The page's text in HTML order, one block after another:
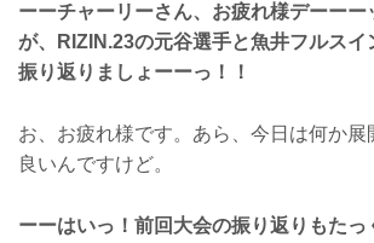
ーーチャーリーさん、お疲れ様デーーー
が、RIZIN.23の元谷選手と魚井フルスイ
振り返りましょーーっ！！
お、お疲れ様です。あら、今日は何か展
良いんですけど。
ーーはいっ！前回大会の振り返りもたっ